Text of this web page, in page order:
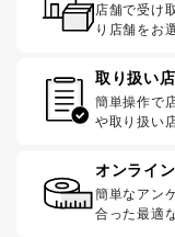
店舗で受け
り店舗をお
取り扱い
簡単操作で
や取り扱い
オンライ
簡単なアン
合った最適